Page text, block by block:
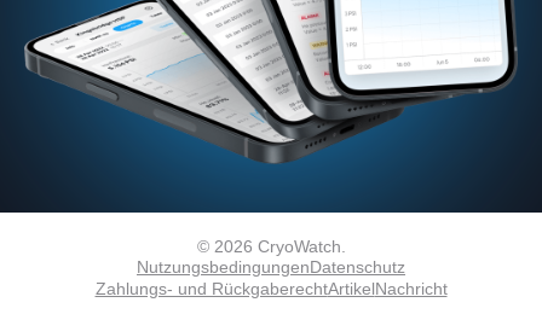
© 2026 CryoWatch.
NutzungsbedingungenDatenschutz
Zahlungs- und RückgaberechtArtikelNachricht